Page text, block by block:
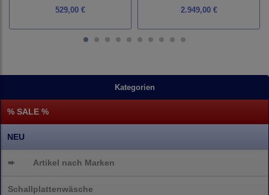
Kategorien
% SALE %
NEU
➨ Artikel nach Marken
Schallplattenwäsche
529,00 € 2.949,00 €